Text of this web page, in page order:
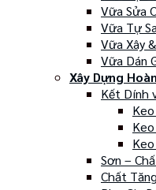
Vữa Sửa
Vữa Tự
Vữa Xây
Vữa Dán
Xây Dựng
Kết Dính
Sơn –
Chất